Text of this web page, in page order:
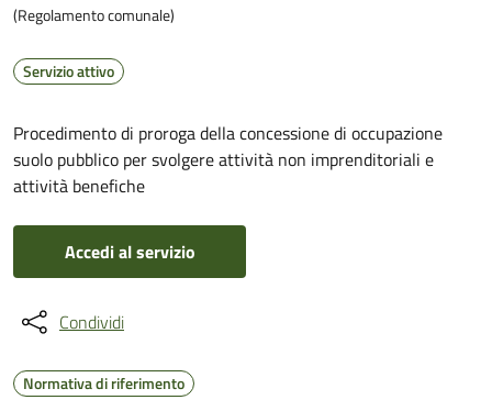
(Regolamento comunale)
Servizio attivo
Procedimento di proroga della concessione di occupazione
suolo pubblico per svolgere attività non imprenditoriali e
attività benefiche
Accedi al servizio
Condividi
Normativa di riferimento